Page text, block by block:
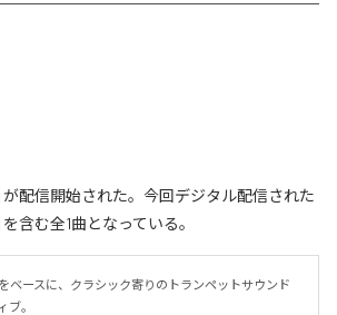
が配信開始された。今回デジタル配信された
含む全1曲となっている。
ベースに、クラシック寄りのトランペットサウンド
ブ。